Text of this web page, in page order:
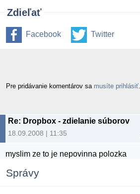
Zdieľať
Facebook Twitter
Pre pridávanie komentárov sa musíte prihlásiť
Re: Dropbox - zdielanie súborov
18.09.2008 | 11:35
myslim ze to je nepovinna polozka
Správy